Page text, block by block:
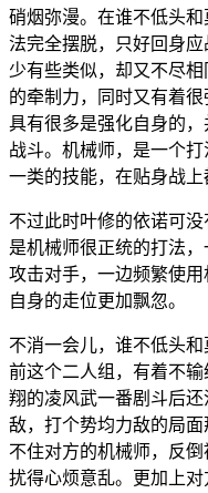
硝烟弥漫。在谁不低头
法完全摆脱，只好回身
少有些类似，却又不尽
的牵制力，同时又有着
具有很多是强化自身的
战斗。机械师，是一个
一类的技能，在贴身战上
不过此时叶修的依诺可
是机械师很正统的打法
攻击对手，一边频繁使
自身的走位更加飘忽。
不消一会儿，谁不低头
前这个二人组，有着不
翔的凌风武一番剧斗后
敌，打个势均力敌的局
不住对方的机械师，反
扰得心烦意乱。更加上